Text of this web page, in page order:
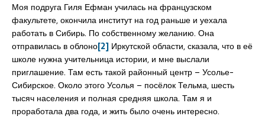
Моя подруга Гиля Ефман училась на французском
факультете, окончила институт на год раньше и уехала
работать в Сибирь. По собственному желанию. Она
отправилась в облоно[2] Иркутской области, сказала, что в её
школе нужна учительница истории, и мне выслали
приглашение. Там есть такой районный центр – Усолье-
Сибирское. Около этого Усолья – посёлок Тельма, шесть
тысяч населения и полная средняя школа. Там я и
проработала два года, и жить было очень интересно.